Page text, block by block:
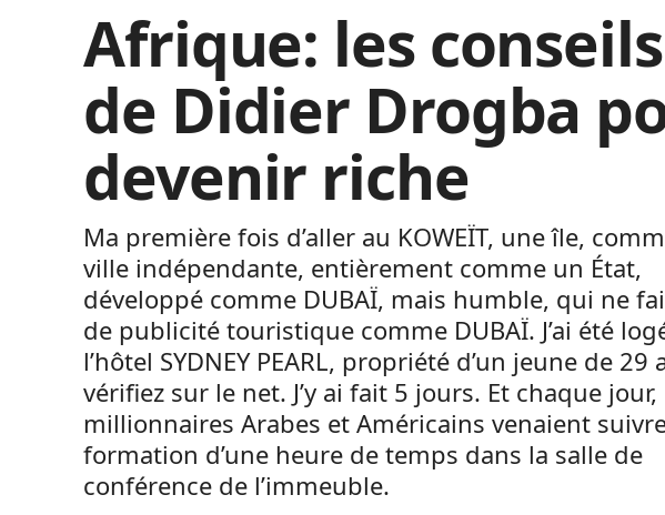
Afrique: les conseils
de Didier Drogba
devenir riche
Ma première fois d’aller au KOWEÏT, une île,
ville indépendante, entièrement comme un État,
développé comme DUBAÏ, mais humble, qui ne
de publicité touristique comme DUBAÏ. J’ai été
l’hôtel SYDNEY PEARL, propriété d’un jeune de 29
vérifiez sur le net. J’y ai fait 5 jours. Et chaque jour,
millionnaires Arabes et Américains venaient
formation d’une heure de temps dans la salle de
conférence de l’immeuble.